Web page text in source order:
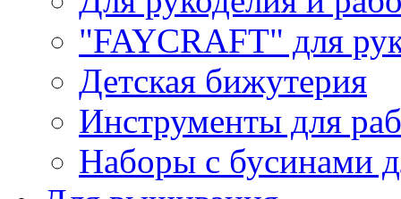
"FAYCRAFT" для
Детская бижутерия
Инструменты для
Наборы с бусинами